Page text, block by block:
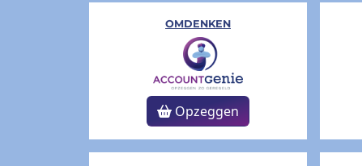
OMDENKEN
Opzeggen